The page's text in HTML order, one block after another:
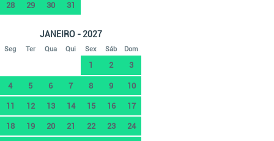
28 29 30 31
JANEIRO - 2027
Seg Ter Qua Qui Sex Sáb Dom
1 2 3
4 5 6 7 8 9 10
11 12 13 14 15 16 17
18 19 20 21 22 23 24